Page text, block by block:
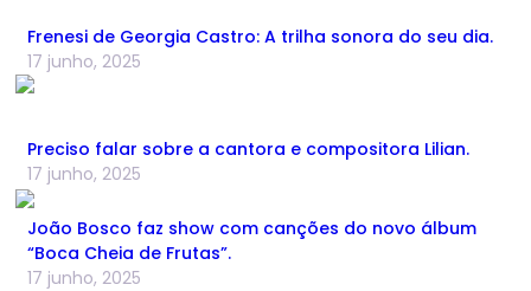
Frenesi de Georgia Castro: A trilha sonora do seu dia.
17 junho, 2025
Preciso falar sobre a cantora e compositora Lilian.
17 junho, 2025
João Bosco faz show com canções do novo álbum
“Boca Cheia de Frutas”.
17 junho, 2025